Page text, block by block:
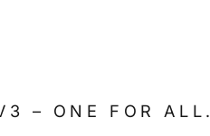
– ONE FOR ALL.